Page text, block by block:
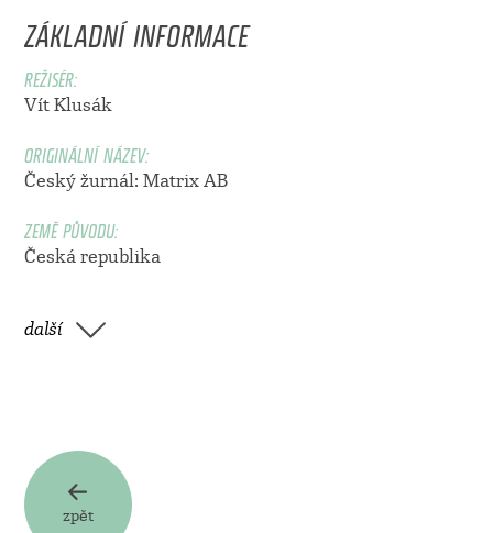
ZÁKLADNÍ INFORMACE
REŽISÉR:
Vít Klusák
ORIGINÁLNÍ NÁZEV:
Český žurnál: Matrix AB
ZEMĚ PŮVODU:
Česká republika
další
zpět